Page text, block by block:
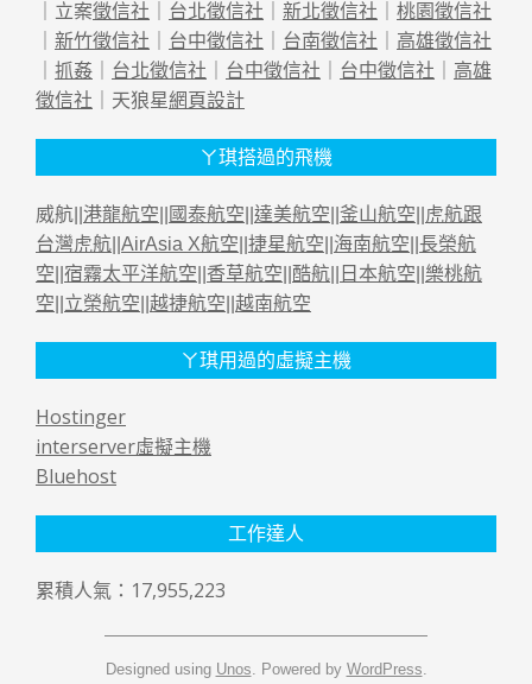
｜立案徵信社 台北徵信社 新北徵信社
桃園徵信社
新竹徵信社 台中徵信社 台南徵信社
高雄徵信社
抓姦 台北徵信社 台中徵信社 台中徵信社
高雄
徵信社 ｜天狼星網頁設計
ㄚ琪搭過的飛機
威航|| 港龍航空 國泰航空 達美航空 釜山航空
虎航跟
台灣虎航 AirAsia X航空 捷星航空 海南航空 長榮航
空 宿霧太平洋航空 香草航空 酷航 日本航空 樂桃航
空 立榮航空 越捷航空 越南航空
ㄚ琪用過的虛擬主機
Hostinger
interserver虛擬主機
Bluehost
工作達人
累積人氣：17,955,223
Designed using Unos. Powered by WordPress.